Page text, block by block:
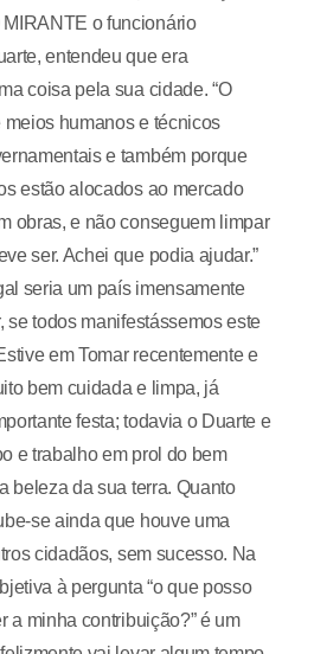
o funcionário
entendeu que era
coisa pela sua cidade. “O
humanos e técnicos
e também porque
estão alocados ao mercado
obras, e não conseguem limpar
ser. Achei que podia ajudar.”
seria um país imensamente
se todos manifestássemos este
em Tomar recentemente e
bem cuidada e limpa, já
festa; todavia o Duarte e
e trabalho em prol do bem
beleza da sua terra. Quanto
se ainda que houve uma
cidadãos, sem sucesso. Na
à pergunta “o que posso
a minha contribuição?” é um